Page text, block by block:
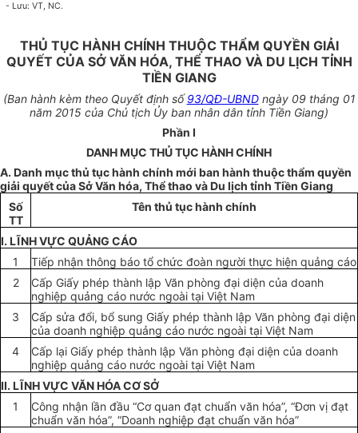
- Lưu: VT, NC.
THỦ TỤC HÀNH CHÍNH THUỘC THẨM QUYỀN GIẢI
QUYẾT CỦA SỞ VĂN HÓA, THỂ THAO VÀ DU LỊCH TỈNH
TIỀN GIANG
(Ban hành kèm theo Quyết định số 93/QĐ-UBNDngày 09 tháng 01
năm 2015 của Chủ tịch Ủy ban nhân dân tỉnh Tiền Giang)
Phần I
DANH MỤC THỦ TỤC HÀNH CHÍNH
A. Danh mục thủ tục hành chính mới ban hành thuộcthẩm quyền
giải quyết của Sở Văn hóa, Thể thao và Du lịch tỉnh Tiền Giang
Số
TT
Tên thủ tục hành chính
I. LĨNH VỰC QUẢNG CÁO
1
Tiếp nhận thông báo tổ chức đoàn người thực hiện quảng cáo
2
Cấp Giấy phép thành lập Văn phòng đại diện của doanh
nghiệp quảng cáo nước ngoài tại Việt Nam
3
Cấp sửa đổi, bổ sung Giấy phép thành lập Văn phòng đại diện
của doanh nghiệp quảng cáo nước ngoài tại Việt Nam
4
Cấp lại Giấy phép thành lập Văn phòng đại diện của doanh
nghiệp quảng cáo nước ngoài tại Việt Nam
II. LĨNH VỰC VĂN HÓA CƠ SỞ
1
Công nhận lần đầu “Cơ quan đạt chuẩn văn hóa”, “Đơn vị đạt
chuẩn văn hóa”, “Doanh nghiệp đạt chuẩn văn hóa”